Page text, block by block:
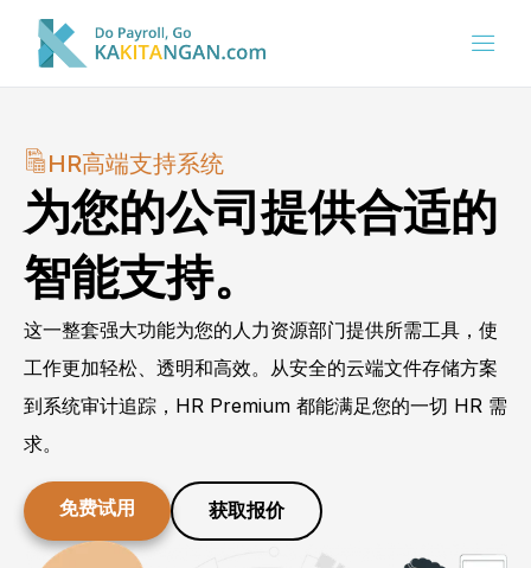
HR高端支持系统
为您的公司提供合适的
智能支持。
这一整套强大功能为您的人力资源部门提供所需工具，使
工作更加轻松、透明和高效。从安全的云端文件存储方案
到系统审计追踪，HR Premium 都能满足您的一切 HR 需
求。
免费试用 获取报价